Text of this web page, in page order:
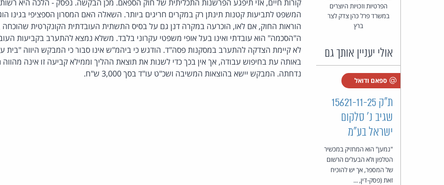
הפרטיות וזכויות היוצרים
במשרד פרל כהן צדק לצר
ברץ
אולי יעניין אותך גם
ספאם ודואל
ת"ק 15621-11-25
שגיב נ' סלקום
ישראל בע"מ
"נמען" הוא המחזיק במכשיר
הטלפון ולא הבעלים הרשום
של המספר, אך יש להוכיח
זאת (פסק-דין, ...
קורות חיים, אזי תיפגע הפרשנות התכליתית של חוק הספאם. מכן הבקשה. נפסק - הלכה היא
המשפט לתביעות קטנות תינתן רק במקרים חריגים ביותר. השאלה האם המסרון הספציפי בגינו
הוראות החוק, אם לאו, הוכרעה במקרה דנן גם על בסיס התשתית העובדתית הקונקרטית
ה"הסכמה" הוא עובדתי ואינו בעל אופי משפטי עקרוני בלבד. משלא נמצא להתערב בקביעות
לא קיימת הצדקה להתערב במסקנות פסה"ד. הודגש כי ביהמ"ש אינו סבור כי המבקש היווה
באותה עת בחיפוש עבודה, אך אין בכך כדי לשנות את תוצאת ההליך וממילא קביעה זו אינה
נדחתה. המבקש יישא בהוצאות המשיבה ושכ"ט עו"ד בסך 3,000 ש"ח.